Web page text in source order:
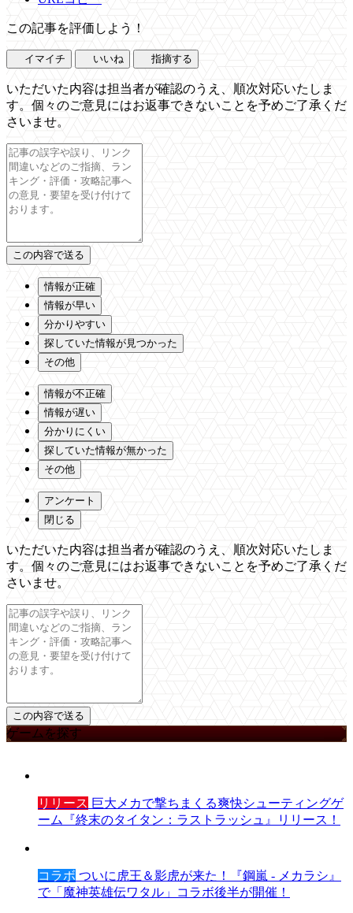
この記事を評価しよう！
イマイチ いいね 指摘する
いただいた内容は担当者が確認のうえ、順次対応いたしま
す。個々のご意見にはお返事できないことを予めご了承くだ
さいませ。
情報が正確
情報が早い
分かりやすい
探していた情報が見つかった
その他
情報が不正確
情報が遅い
分かりにくい
探していた情報が無かった
その他
アンケート
閉じる
いただいた内容は担当者が確認のうえ、順次対応いたしま
す。個々のご意見にはお返事できないことを予めご了承くだ
さいませ。
ゲームを探す
リリース 巨大メカで撃ちまくる爽快シューティングゲ
ーム『終末のタイタン：ラストラッシュ』リリース！
コラボ ついに虎王＆影虎が来た！『鋼嵐 - メカラシ』
で「魔神英雄伝ワタル」コラボ後半が開催！